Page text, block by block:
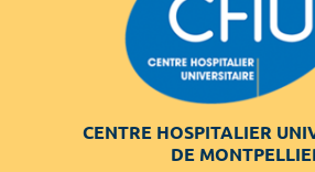
CENTRE HOSPITALIER
DE